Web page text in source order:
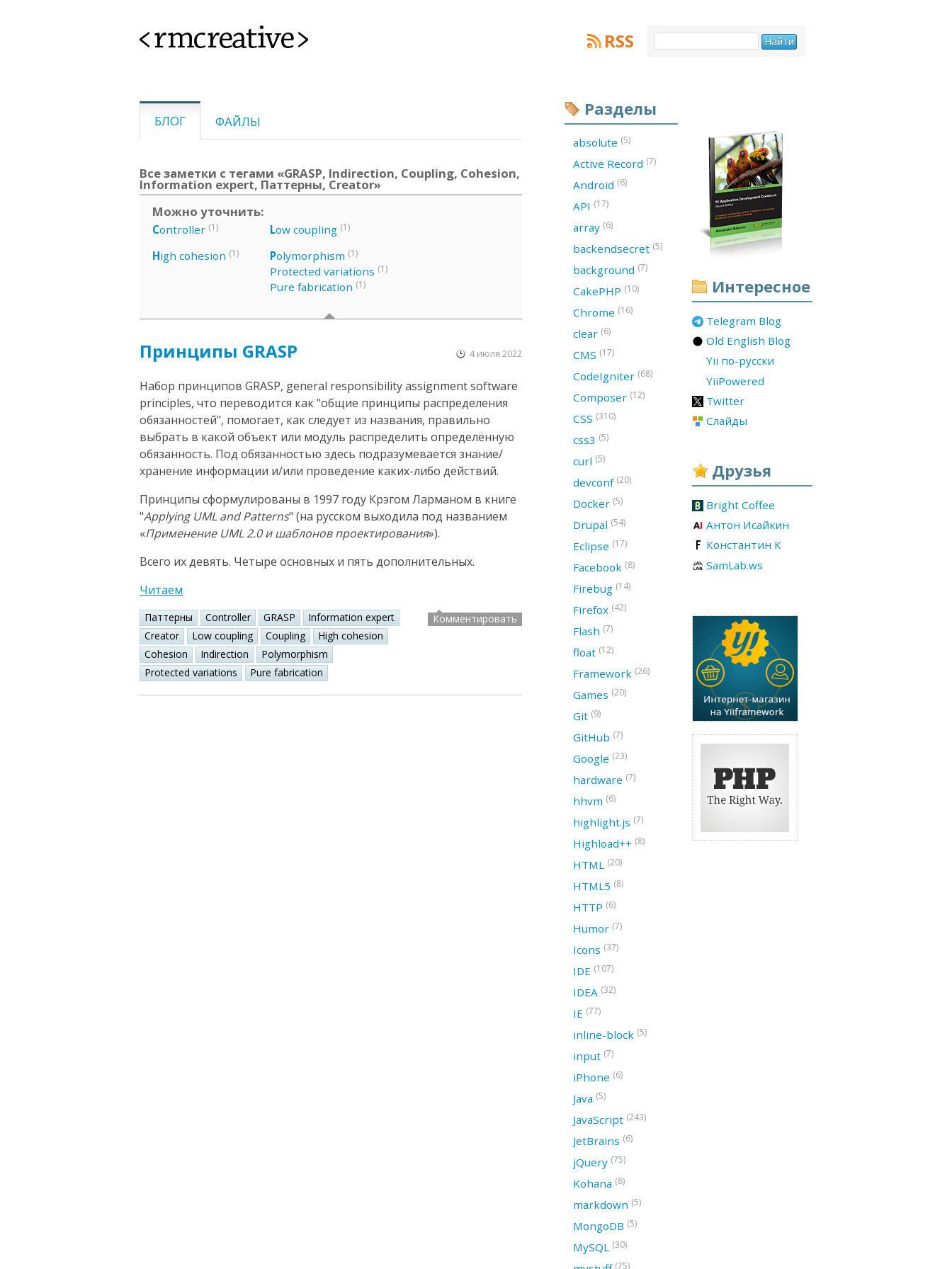
<rmcreative> RSS
БЛОГ ФАЙЛЫ
Все заметки с тегами «GRASP, Indirection, Coupling, Cohesion,
Information expert, Паттерны, Creator»
Можно уточнить:
Controller (1)
High cohesion (1)
Low coupling (1)
Polymorphism (1)
Protected variations (1)
Pure fabrication (1)
Принципы GRASP 4 июля 2022
Набор принципов GRASP, general responsibility assignment software
principles, что переводится как "общие принципы распределения
обязанностей", помогает, как следует из названия, правильно
выбрать в какой объект или модуль распределить определённую
обязанность. Под обязанностью здесь подразумевается знание/
хранение информации и/или проведение каких-либо действий.
Принципы сформулированы в 1997 году Крэгом Ларманом в книге
"Applying UML and Patterns" (на русском выходила под названием
«Применение UML 2.0 и шаблонов проектирования»).
Всего их девять. Четыре основных и пять дополнительных.
Читаем
Паттерны Controller GRASP
Information expert
Creator
Low coupling Coupling
High cohesion
Cohesion
Indirection
Polymorphism
Protected variations
Pure fabrication
Комментировать
Интересное
Telegram Blog
Old English Blog
Yii по-русски
YiiPowered
Twitter
Слайды
Друзья
Bright Coffee
Антон Исайкин
Константин К
SamLab.ws
Разделы
absolute (5)
Active Record (7)
Android (6)
API (17)
array (6)
backendsecret (5)
background (7)
CakePHP (10)
Chrome (16)
clear (6)
CMS (17)
CodeIgniter (68)
Composer (12)
CSS (310)
css3 (5)
curl (5)
devconf (20)
Docker (5)
Drupal (54)
Eclipse (17)
Facebook (8)
Firebug (14)
Firefox (42)
Flash (7)
float (12)
Framework (26)
Games (20)
Git (9)
GitHub (7)
Google (23)
hardware (7)
hhvm (6)
highlight.js (7)
Highload++ (8)
HTML (20)
HTML5 (8)
HTTP (6)
Humor (7)
Icons (37)
IDE (107)
IDEA (32)
IE (77)
inline-block (5)
input (7)
iPhone (6)
Java (5)
JavaScript (243)
JetBrains (6)
jQuery (75)
Kohana (8)
markdown (5)
MongoDB (5)
MySQL (30)
(75)